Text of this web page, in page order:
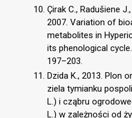
Çirak C., Radušiene
2007. Variation of
metabolites in
its phenological
197–203.
Dzida K., 2013. Plon
ziela tymianku
L.) i cząbru
L.) w zależności od